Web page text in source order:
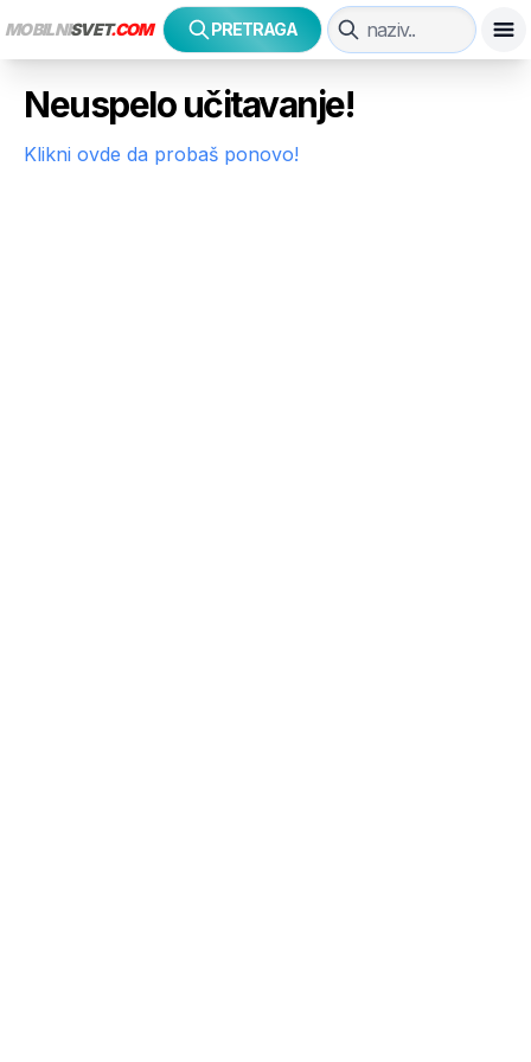
MOBILNISVET.COM PRETRAGA
Neuspelo učitavanje!
Klikni ovde da probaš ponovo!